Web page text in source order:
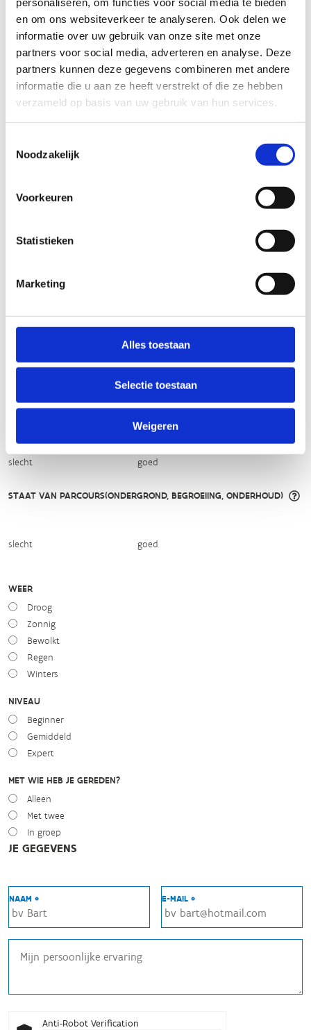
en om ons websiteverkeer te analyseren. Ook delen we
informatie over uw gebruik van onze site met onze
partners voor social media, adverteren en analyse. Deze
partners kunnen deze gegevens combineren met andere
informatie die u aan ze heeft verstrekt of die ze hebben
verzameld op basis van uw gebruik van hun services.
Noodzakelijk
Voorkeuren
Statistieken
Marketing
Alles toestaan
Selectie toestaan
Weigeren
Wil je een probleem melden op een route? Ga dan naar
hetRoutemeldpunt.
Heb je een vraag, contacteer ons via
sportievevrijetijd@sport.vlaanderen
moeilijk
slecht goed
TIP:
Routemeldpunt
STAAT VAN PARCOURS(ONDERGROND, BEGROEIING, ONDERHOUD)
slecht goed
WEER
Droog
Zonnig
Bewolkt
Regen
Winters
NIVEAU
Beginner
Gemiddeld
Expert
MET WIE HEB JE GEREDEN?
Alleen
Met twee
In groep
JE GEGEVENS
NAAM * E-MAIL *
Anti-Robot Verification